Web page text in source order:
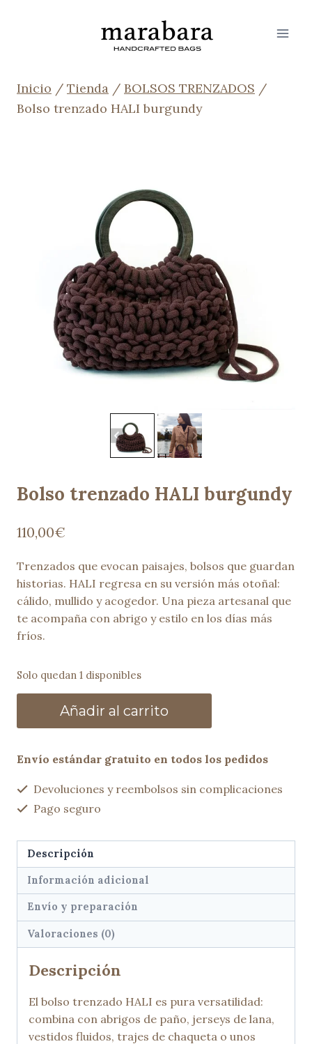
Inicio / Tienda / BOLSOS TRENZADOS /
Bolso trenzado HALI burgundy
Bolso trenzado HALI burgundy
110,00€
Trenzados que evocan paisajes, bolsos que guardan
historias. HALI regresa en su versión más otoñal:
cálido, mullido y acogedor. Una pieza artesanal que
te acompaña con abrigo y estilo en los días más
fríos.
Solo quedan 1 disponibles
trenzado
burgundy
Añadir al carrito
Envío estándar gratuito en todos los pedidos
Devoluciones y reembolsos sin complicaciones
Pago seguro
Descripción
Información adicional
Envío y preparación
Valoraciones (0)
Descripción
El bolso trenzado HALI es pura versatilidad:
combina con abrigos de paño, jerseys de lana,
vestidos fluidos, trajes de chaqueta o unos